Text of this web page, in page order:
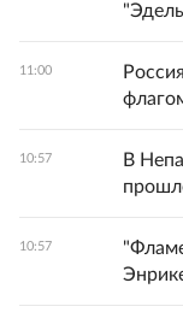
11:00
10:57
В
10:57